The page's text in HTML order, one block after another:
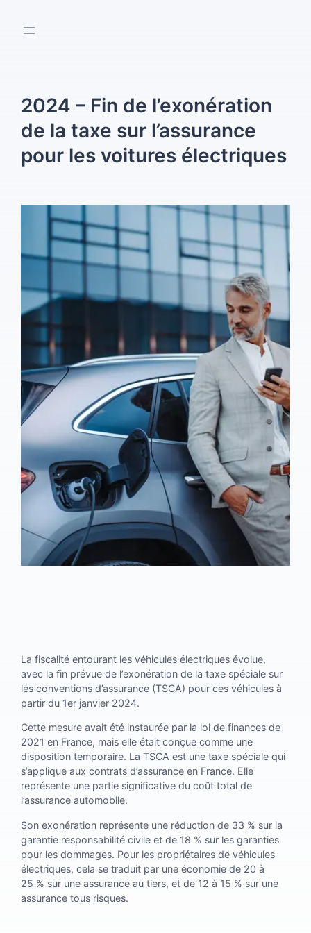
2024 – Fin de l’exonération
de la taxe sur l’assurance
pour les voitures électriques
La fiscalité entourant les véhicules électriques évolue,
avec la fin prévue de l’exonération de la taxe spéciale sur
les conventions d’assurance (TSCA) pour ces véhicules à
partir du 1er janvier 2024.
Cette mesure avait été instaurée par la loi de finances de
2021 en France, mais elle était conçue comme une
disposition temporaire. La TSCA est une taxe spéciale qui
s’applique aux contrats d’assurance en France. Elle
représente une partie significative du coût total de
l’assurance automobile.
Son exonération représente une réduction de 33 % sur la
garantie responsabilité civile et de 18 % sur les garanties
pour les dommages. Pour les propriétaires de véhicules
électriques, cela se traduit par une économie de 20 à
25 % sur une assurance au tiers, et de 12 à 15 % sur une
assurance tous risques.